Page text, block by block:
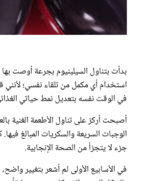
بدأت بتناول السيلينيوم بجرعة أوصت
استخدام أي مكمل من تلقاء نفسي؛ لأنني
في الوقت نفسه بتعديل نمط حياتي
أصبحت أركز على تناول الأطعمة الغنية
الوجبات السريعة والسكريات المبالغ
جزء لا يتجزأ من الصحة الإنجابية.
في الأسابيع الأولى لم أشعر بتغيير